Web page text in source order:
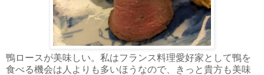
鴨ロースが美味しい。私はフランス料理愛好家として鴨を
食べる機会は人よりも多いほうなので、きっと貴方も美味